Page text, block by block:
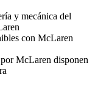
y mecánica del
con McLaren
McLaren disponen